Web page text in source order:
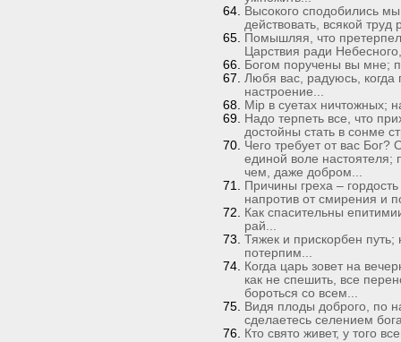
Высокого сподобились
действовать, всякой
Помышляя, что
Царствия ради
Богом поручены вы мне;
Любя вас, радуюсь, когда
настроение...
Мiр в суетах ничтожных;
Надо терпеть все, что
достойны стать в сонме
Чего требует от вас Бог?
единой воле настоятеля;
чем, даже добром...
Причины греха –
напротив от смирения и
Как спасительны
рай...
Тяжек и прискорбен
потерпим...
Когда царь зовет на
как не спешить, все
бороться со всем...
Видя плоды доброго, по
сделаетесь селением
Кто свято живет, у того